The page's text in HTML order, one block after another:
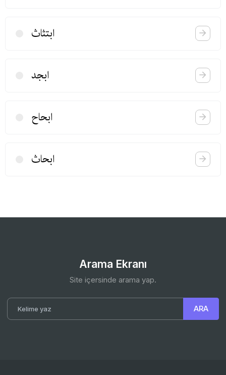
ابتثاث
ابجد
ابحاح
ابحاث
Arama Ekranı
Site içersinde arama yap.